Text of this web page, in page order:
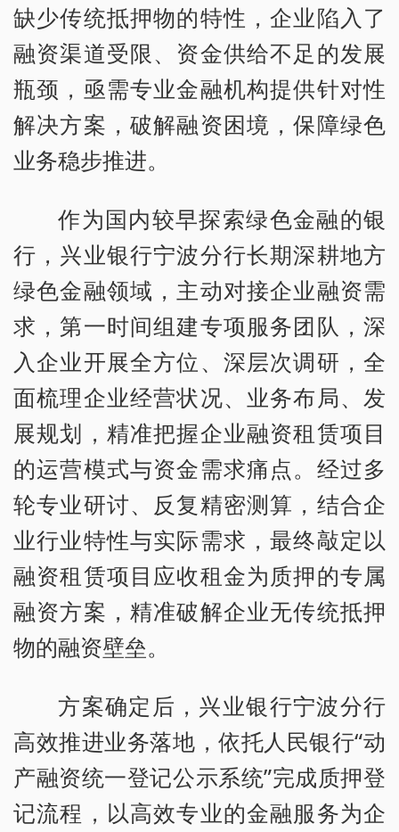
缺少传统抵押物的特性，企业陷入了
融资渠道受限、资金供给不足的发展
瓶颈，亟需专业金融机构提供针对性
解决方案，破解融资困境，保障绿色
业务稳步推进。
作为国内较早探索绿色金融的银
行，兴业银行宁波分行长期深耕地方
绿色金融领域，主动对接企业融资需
求，第一时间组建专项服务团队，深
入企业开展全方位、深层次调研，全
面梳理企业经营状况、业务布局、发
展规划，精准把握企业融资租赁项目
的运营模式与资金需求痛点。经过多
轮专业研讨、反复精密测算，结合企
业行业特性与实际需求，最终敲定以
融资租赁项目应收租金为质押的专属
融资方案，精准破解企业无传统抵押
物的融资壁垒。
方案确定后，兴业银行宁波分行
高效推进业务落地，依托人民银行“动
产融资统一登记公示系统”完成质押登
记流程，以高效专业的金融服务为企